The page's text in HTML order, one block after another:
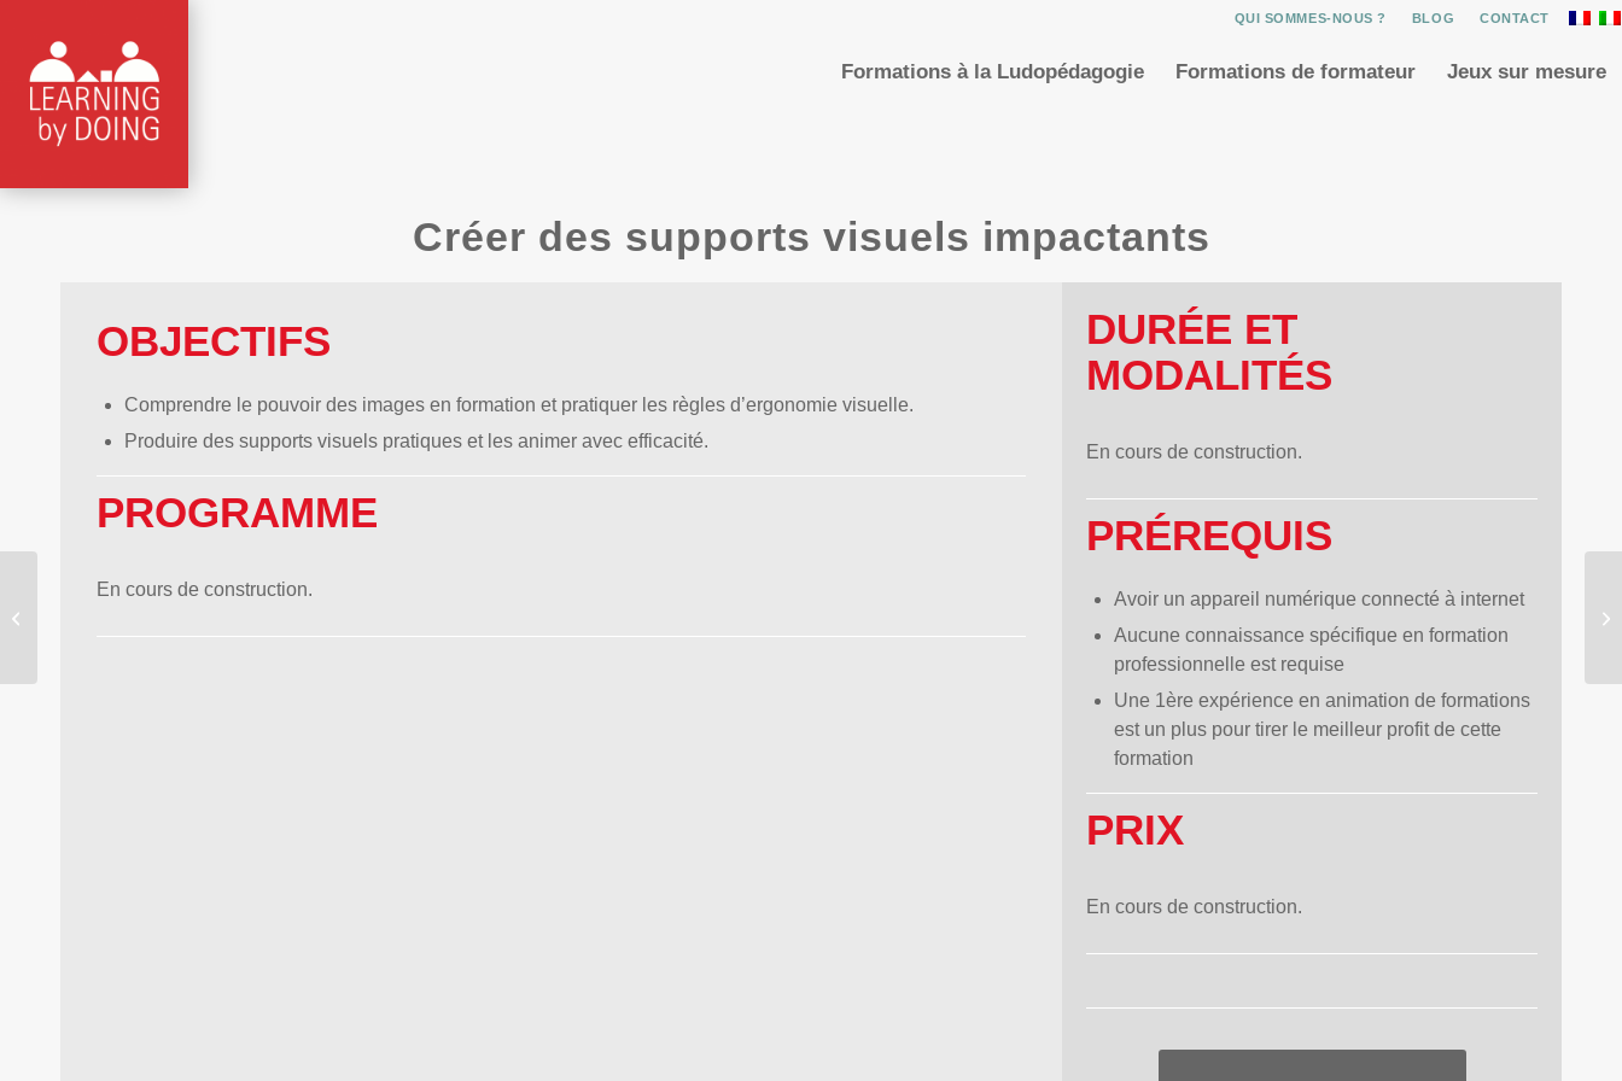
QUI SOMMES-NOUS ? BLOG CONTACT
Formations à la Ludopédagogie Formations de formateur Jeux sur mesure
Créer des supports visuels impactants
OBJECTIFS
Comprendre le pouvoir des images en formation et pratiquer les règles d’ergonomie visuelle.
Produire des supports visuels pratiques et les animer avec efficacité.
PROGRAMME
En cours de construction.
DURÉE ET
MODALITÉS
En cours de construction.
PRÉREQUIS
Avoir un appareil numérique connecté à internet
Aucune connaissance spécifique en formation
professionnelle est requise
Une 1ère expérience en animation de formations
est un plus pour tirer le meilleur profit de cette
formation
PRIX
En cours de construction.